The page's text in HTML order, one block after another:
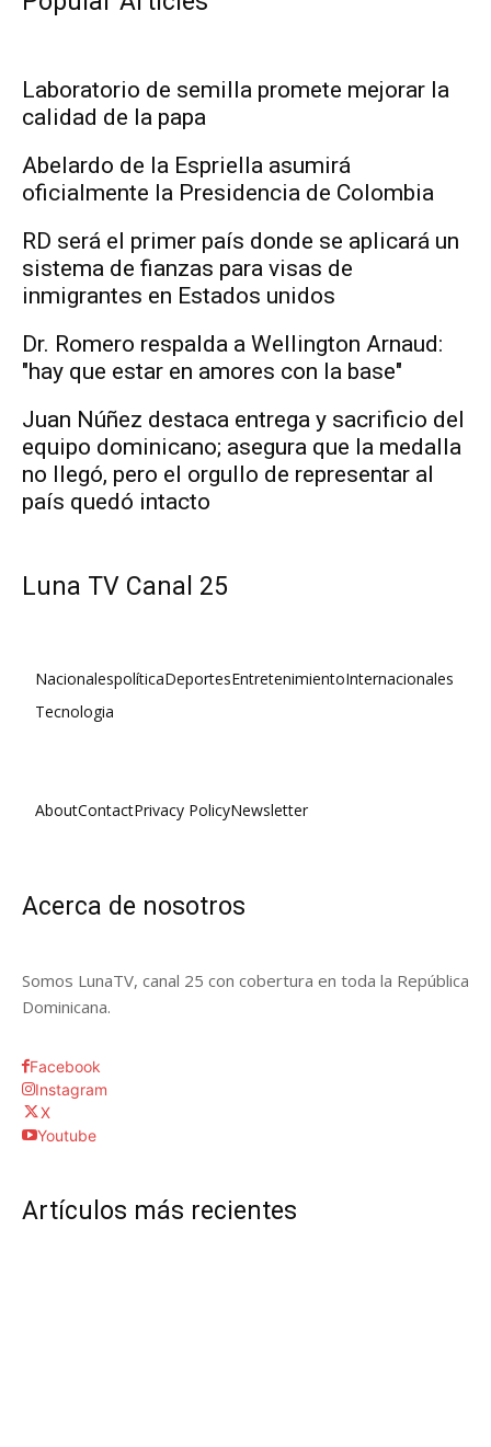
Laboratorio de semilla promete mejorar la
calidad de la papa
Abelardo de la Espriella asumirá
oficialmente la Presidencia de Colombia
RD será el primer país donde se aplicará un
sistema de fianzas para visas de
inmigrantes en Estados unidos
Dr. Romero respalda a Wellington Arnaud:
"hay que estar en amores con la base"
Juan Núñez destaca entrega y sacrificio del
equipo dominicano; asegura que la medalla
no llegó, pero el orgullo de representar al
país quedó intacto
Luna TV Canal 25
NacionalespolíticaDeportesEntretenimientoInternacionales
Tecnologia
AboutContactPrivacy PolicyNewsletter
Acerca de nosotros
Somos LunaTV, canal 25 con cobertura en toda la República
Dominicana.
Facebook
Instagram
X
Youtube
Artículos más recientes